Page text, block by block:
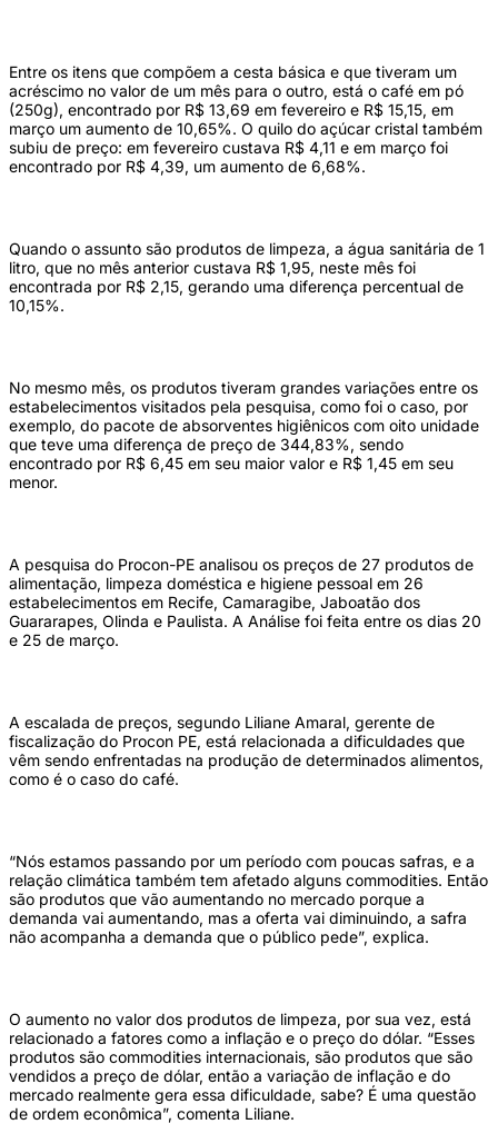
Entre os itens que compõem a cesta básica e que tiveram um
acréscimo no valor de um mês para o outro, está o café em pó
(250g), encontrado por R$ 13,69 em fevereiro e R$ 15,15, em
março um aumento de 10,65%. O quilo do açúcar cristal também
subiu de preço: em fevereiro custava R$ 4,11 e em março foi
encontrado por R$ 4,39, um aumento de 6,68%.
Quando o assunto são produtos de limpeza, a água sanitária de 1
litro, que no mês anterior custava R$ 1,95, neste mês foi
encontrada por R$ 2,15, gerando uma diferença percentual de
10,15%.
No mesmo mês, os produtos tiveram grandes variações entre os
estabelecimentos visitados pela pesquisa, como foi o caso, por
exemplo, do pacote de absorventes higiênicos com oito unidade
que teve uma diferença de preço de 344,83%, sendo
encontrado por R$ 6,45 em seu maior valor e R$ 1,45 em seu
menor.
A pesquisa do Procon-PE analisou os preços de 27 produtos de
alimentação, limpeza doméstica e higiene pessoal em 26
estabelecimentos em Recife, Camaragibe, Jaboatão dos
Guararapes, Olinda e Paulista. A Análise foi feita entre os dias 20
e 25 de março.
A escalada de preços, segundo Liliane Amaral, gerente de
fiscalização do Procon PE, está relacionada a dificuldades que
vêm sendo enfrentadas na produção de determinados alimentos,
como é o caso do café.
“Nós estamos passando por um período com poucas safras, e a
relação climática também tem afetado alguns commodities. Então
são produtos que vão aumentando no mercado porque a
demanda vai aumentando, mas a oferta vai diminuindo, a safra
não acompanha a demanda que o público pede”, explica.
O aumento no valor dos produtos de limpeza, por sua vez, está
relacionado a fatores como a inflação e o preço do dólar. “Esses
produtos são commodities internacionais, são produtos que são
vendidos a preço de dólar, então a variação de inflação e do
mercado realmente gera essa dificuldade, sabe? É uma questão
de ordem econômica”, comenta Liliane.